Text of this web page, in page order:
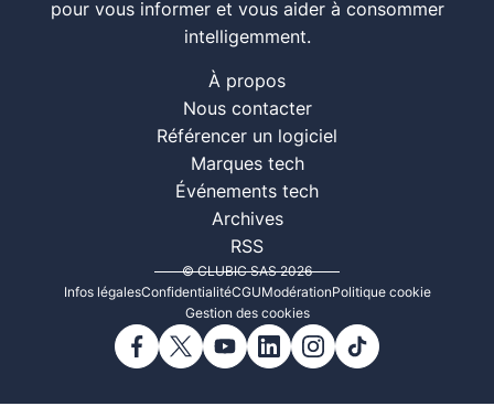
pour vous informer et vous aider à consommer
intelligemment.
À propos
Nous contacter
Référencer un logiciel
Marques tech
Événements tech
Archives
RSS
© CLUBIC SAS 2026
Infos légalesConfidentialitéCGUModérationPolitique cookie
Gestion des cookies